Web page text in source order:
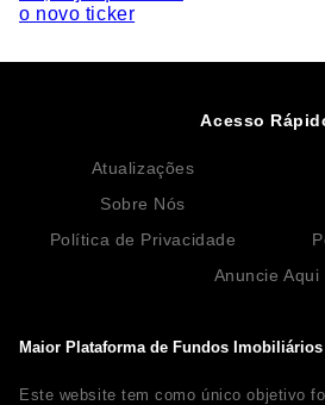
Maior Plataforma de Fundos Imobiliários
Este website tem como único objetivo
Acesso
Atualizações
Sobre Nós
Política de Privacidade
Anuncie Aqui